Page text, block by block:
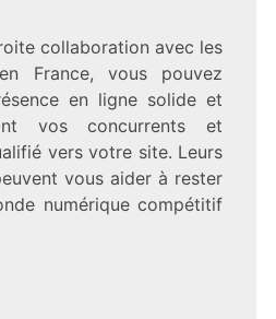
collaboration avec les
France, vous pouvez
en ligne solide et
vos concurrents et
vers votre site. Leurs
vous aider à rester
numérique compétitif